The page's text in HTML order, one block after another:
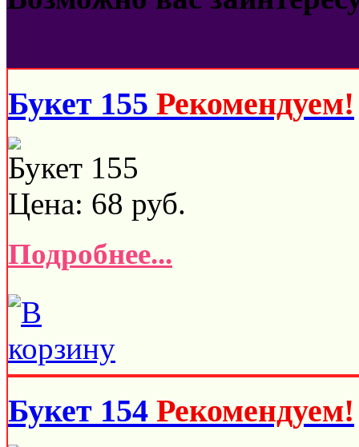
Букет 155 Рекомендуем!
Букет 155
Цена: 68 руб.
Подробнее...
Букет 154 Рекомендуем!